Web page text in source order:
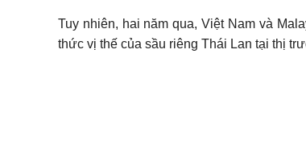
Tuy nhiên, hai năm qua, Việt Nam và
thức vị thế của sầu riêng Thái Lan tại thị